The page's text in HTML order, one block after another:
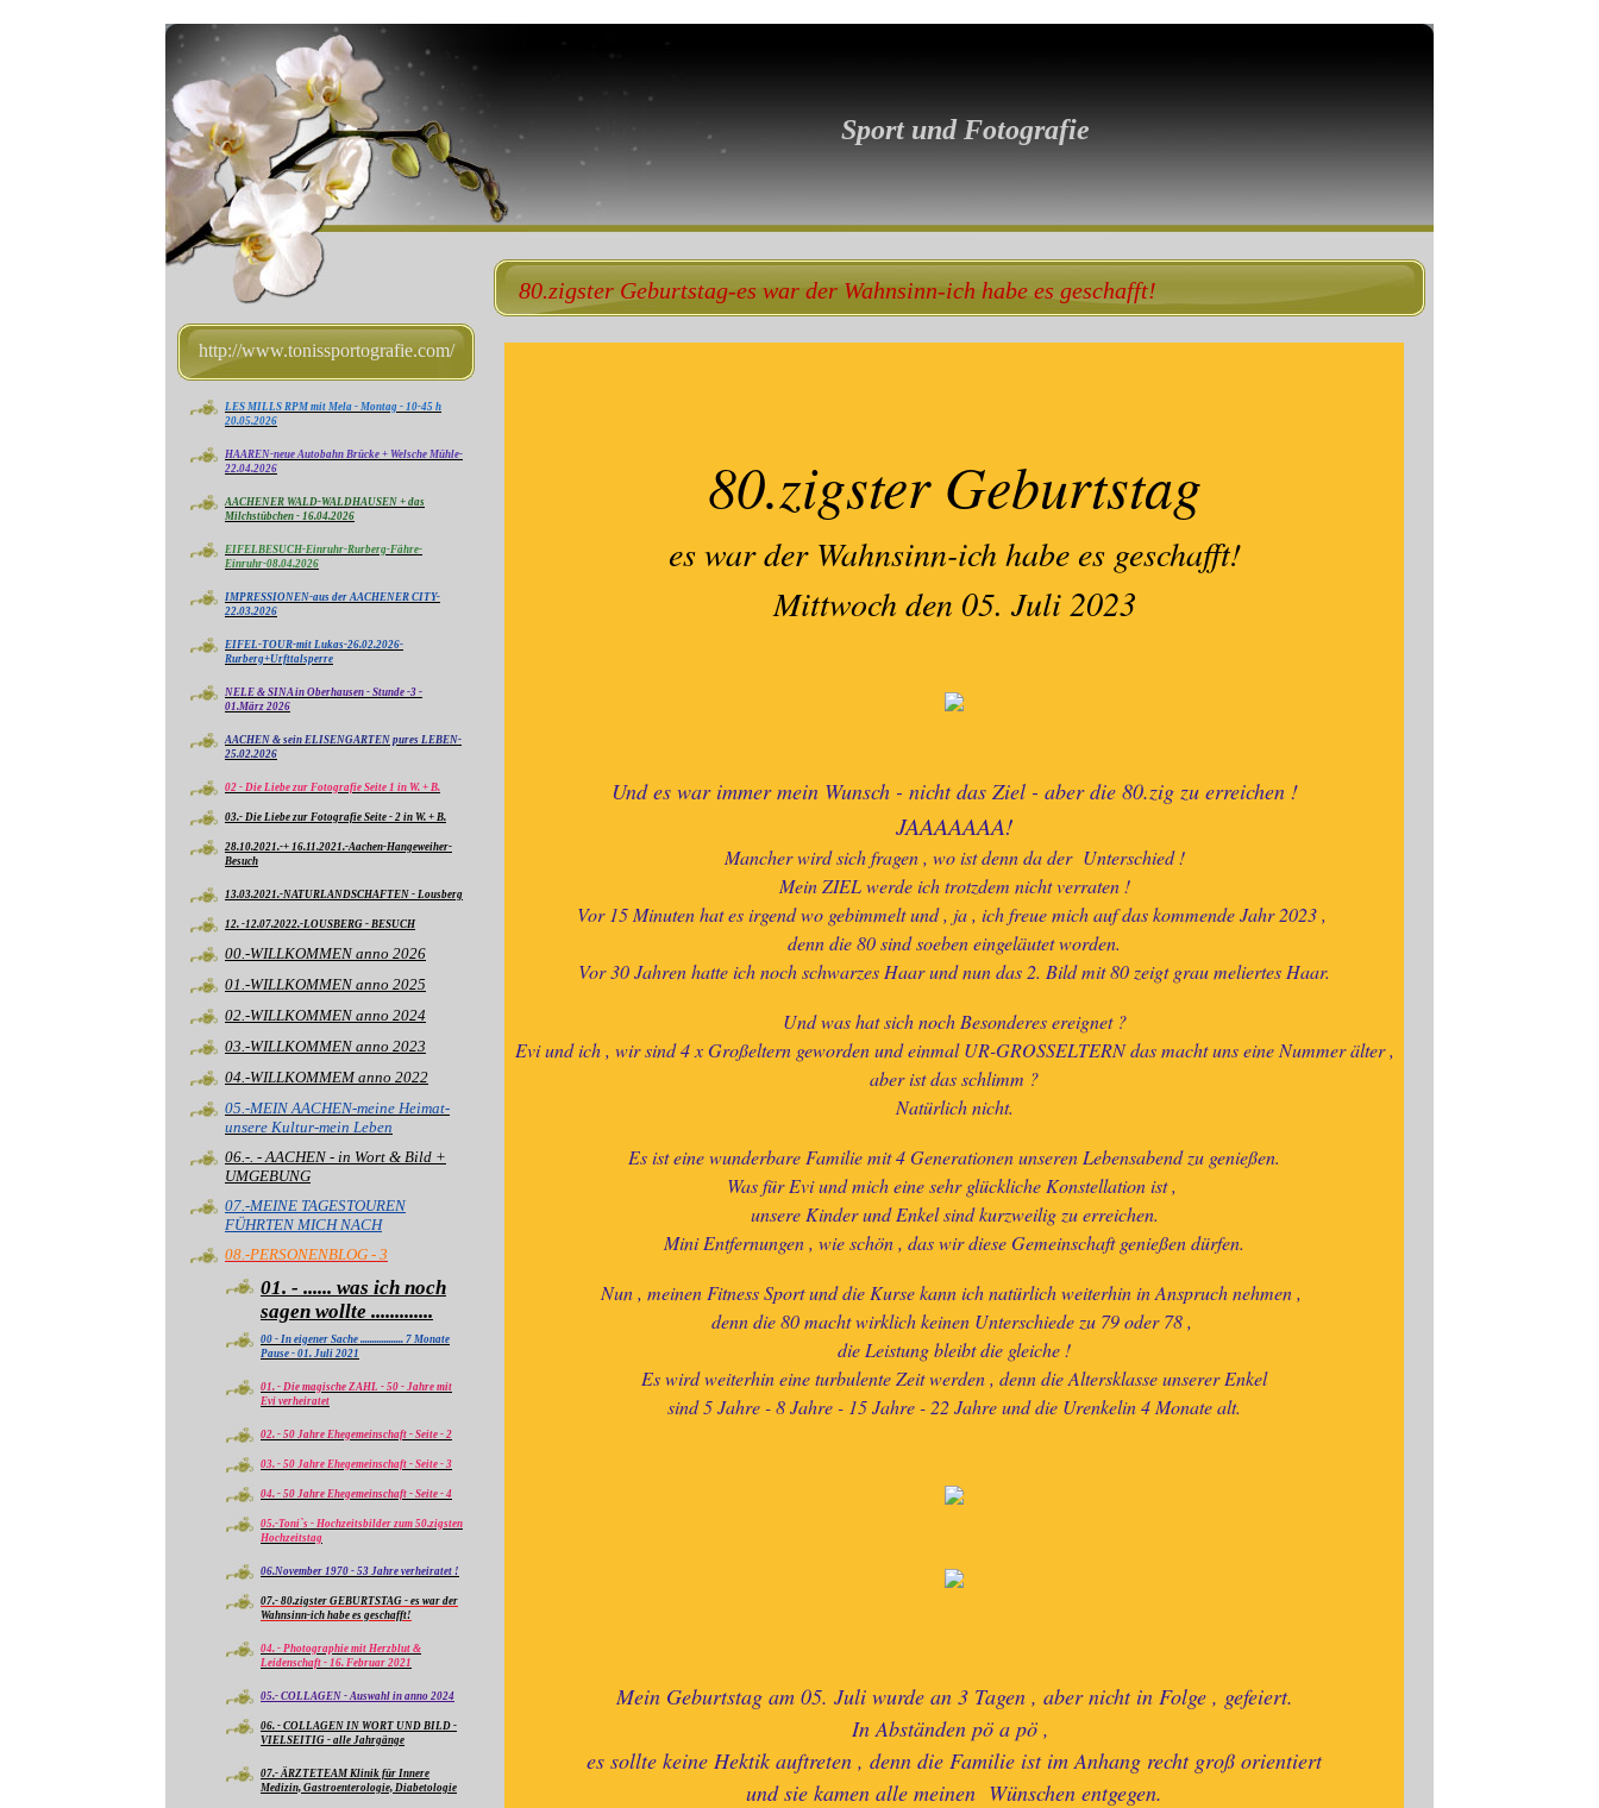
Sport und Fotografie
http://www.tonissportografie.com/
LES MILLS RPM mit Mela - Montag - 10-45 h
20.05.2026
HAAREN-neue Autobahn Brücke + Welsche Mühle-
22.04.2026
AACHENER WALD-WALDHAUSEN + das
Milchstübchen - 16.04.2026
EIFELBESUCH-Einruhr-Rurberg-Fähre-
Einruhr-08.04.2026
IMPRESSIONEN-aus der AACHENER CITY-
22.03.2026
EIFEL-TOUR-mit Lukas-26.02.2026-
Rurberg+Urfttalsperre
NELE & SINA in Oberhausen - Stunde -3 -
01.März 2026
AACHEN & sein ELISENGARTEN pures LEBEN-
25.02.2026
02 - Die Liebe zur Fotografie Seite 1 in W. + B.
03.- Die Liebe zur Fotografie Seite - 2 in W. + B.
28.10.2021.-+ 16.11.2021.-Aachen-Hangeweiher-
Besuch
13.03.2021.-NATURLANDSCHAFTEN - Lousberg
12. -12.07.2022.-LOUSBERG - BESUCH
00.-WILLKOMMEN anno 2026
01.-WILLKOMMEN anno 2025
02.-WILLKOMMEN anno 2024
03.-WILLKOMMEN anno 2023
04.-WILLKOMMEM anno 2022
05.-MEIN AACHEN-meine Heimat-
unsere Kultur-mein Leben
06.-. - AACHEN - in Wort & Bild +
UMGEBUNG
07.-MEINE TAGESTOUREN
FÜHRTEN MICH NACH
08.-PERSONENBLOG - 3
01. - ...... was ich noch
sagen wollte .............
00 - In eigener Sache .................. 7 Monate
Pause - 01. Juli 2021
01. - Die magische ZAHL - 50 - Jahre mit
Evi verheiratet
​02. - 50 Jahre Ehegemeinschaft - Seite - 2
03. - 50 Jahre Ehegemeinschaft - Seite - 3
04. - 50 Jahre Ehegemeinschaft - Seite - 4
05.-Toni`s - Hochzeitsbilder zum 50.zigsten
Hochzeitstag
06.November 1970 - 53 Jahre verheiratet !
07.- 80.zigster GEBURTSTAG - es war der
Wahnsinn-ich habe es geschafft!
04. - Photographie mit Herzblut &
Leidenschaft - 16. Februar 2021
05.- COLLAGEN - Auswahl in anno 2024
06. - COLLAGEN IN WORT UND BILD -
VIELSEITIG - alle Jahrgänge
07.- ÄRZTETEAM Klinik für Innere
Medizin, Gastroenterologie, Diabetologie
80.zigster Geburtstag-es war der Wahnsinn-ich habe es geschafft!
80.zigster Geburtstag
es war der Wahnsinn-ich habe es geschafft!
Mittwoch den 05. Juli 2023
Und es war immer mein Wunsch - nicht das Ziel - aber die 80.zig zu erreichen !
JAAAAAAA!
Mancher wird sich fragen , wo ist denn da der Unterschied !
Mein ZIEL werde ich trotzdem nicht verraten !
Vor 15 Minuten hat es irgend wo gebimmelt und , ja , ich freue mich auf das kommende Jahr 2023 ,
denn die 80 sind soeben eingeläutet worden.
Vor 30 Jahren hatte ich noch schwarzes Haar und nun das 2. Bild mit 80 zeigt grau meliertes Haar.
Und was hat sich noch Besonderes ereignet ?
Evi und ich , wir sind 4 x Großeltern geworden und einmal UR-GROSSELTERN das macht uns eine Nummer älter ,
aber ist das schlimm ?
Natürlich nicht.
Es ist eine wunderbare Familie mit 4 Generationen unseren Lebensabend zu genießen.
Was für Evi und mich eine sehr glückliche Konstellation ist ,
unsere Kinder und Enkel sind kurzweilig zu erreichen.
Mini Entfernungen , wie schön , das wir diese Gemeinschaft genießen dürfen.
Nun , meinen Fitness Sport und die Kurse kann ich natürlich weiterhin in Anspruch nehmen ,
denn die 80 macht wirklich keinen Unterschiede zu 79 oder 78 ,
die Leistung bleibt die gleiche !
Es wird weiterhin eine turbulente Zeit werden , denn die Altersklasse unserer Enkel
sind 5 Jahre - 8 Jahre - 15 Jahre - 22 Jahre und die Urenkelin 4 Monate alt.
Mein Geburtstag am 05. Juli wurde an 3 Tagen , aber nicht in Folge , gefeiert.
In Abständen pö a pö ,
es sollte keine Hektik auftreten , denn die Familie ist im Anhang recht groß orientiert
und sie kamen alle meinen Wünschen entgegen.